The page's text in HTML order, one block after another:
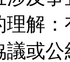
解
或